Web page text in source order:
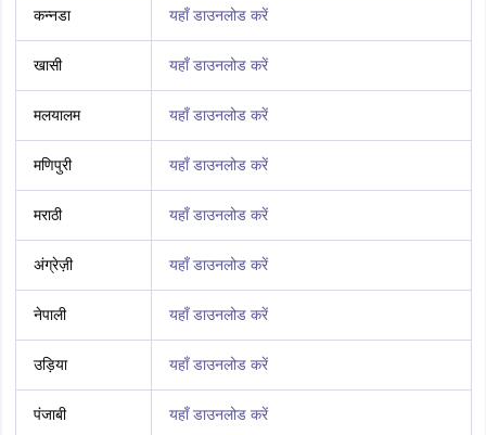
कन्नडा यहाँ डाउनलोड करें
खासी यहाँ डाउनलोड करें
मलयालम यहाँ डाउनलोड करें
मणिपुरी यहाँ डाउनलोड करें
मराठी यहाँ डाउनलोड करें
अंग्रेज़ी यहाँ डाउनलोड करें
नेपाली यहाँ डाउनलोड करें
उड़िया यहाँ डाउनलोड करें
पंजाबी यहाँ डाउनलोड करें